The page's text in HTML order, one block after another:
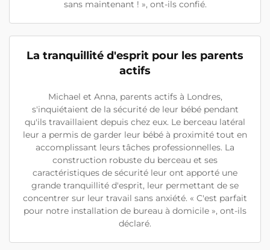
sans maintenant ! », ont-ils confié.
La tranquillité d'esprit pour les parents
actifs
Michael et Anna, parents actifs à Londres,
s'inquiétaient de la sécurité de leur bébé pendant
qu'ils travaillaient depuis chez eux. Le berceau latéral
leur a permis de garder leur bébé à proximité tout en
accomplissant leurs tâches professionnelles. La
construction robuste du berceau et ses
caractéristiques de sécurité leur ont apporté une
grande tranquillité d'esprit, leur permettant de se
concentrer sur leur travail sans anxiété. « C'est parfait
pour notre installation de bureau à domicile », ont-ils
déclaré.